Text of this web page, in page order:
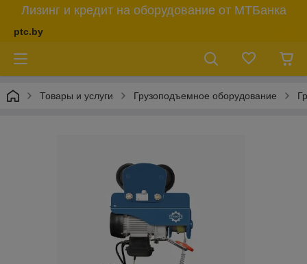
Лизинг и кредит на оборудование от МТБанка
ptc.by
Товары и услуги Грузоподъемное оборудование